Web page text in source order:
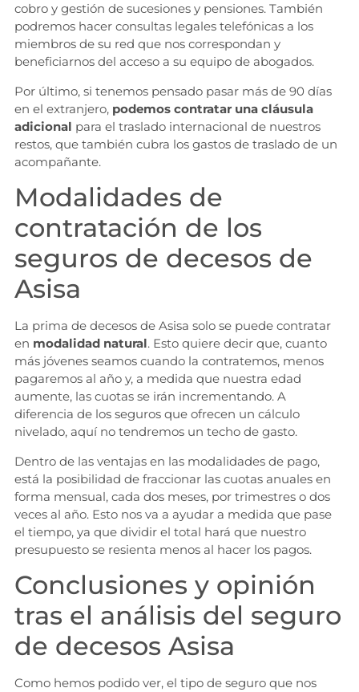
cobro y gestión de sucesiones y pensiones. También
podremos hacer consultas legales telefónicas a los
miembros de su red que nos correspondan y
beneficiarnos del acceso a su equipo de abogados.
Por último, si tenemos pensado pasar más de 90 días
en el extranjero, podemos contratar una cláusula
adicional para el traslado internacional de nuestros
restos, que también cubra los gastos de traslado de un
acompañante.
Modalidades de
contratación de los
seguros de decesos de
Asisa
La prima de decesos de Asisa solo se puede contratar
en modalidad natural. Esto quiere decir que, cuanto
más jóvenes seamos cuando la contratemos, menos
pagaremos al año y, a medida que nuestra edad
aumente, las cuotas se irán incrementando. A
diferencia de los seguros que ofrecen un cálculo
nivelado, aquí no tendremos un techo de gasto.
Dentro de las ventajas en las modalidades de pago,
está la posibilidad de fraccionar las cuotas anuales en
forma mensual, cada dos meses, por trimestres o dos
veces al año. Esto nos va a ayudar a medida que pase
el tiempo, ya que dividir el total hará que nuestro
presupuesto se resienta menos al hacer los pagos.
Conclusiones y opinión
tras el análisis del seguro
de decesos Asisa
Como hemos podido ver, el tipo de seguro que nos